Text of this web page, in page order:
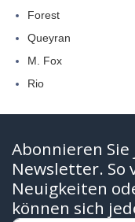
Forest
Queyran
M. Fox
Rio
Abonnieren
Newsletter. So
Neuigkeiten
können sich